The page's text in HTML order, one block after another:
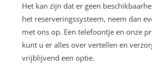
Het kan zijn dat er geen
het reserveringssysteem, neem dan
met ons op. Een telefoontje en onze
kunt u er alles over vertellen en
vrijblijvend een optie.